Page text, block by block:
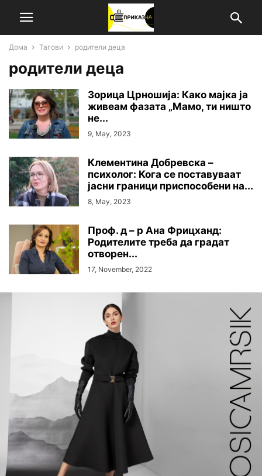
Дома Тагови родители деца
родители деца
Зорица Црношија: Како мајка ја
живеам фазата „Мамо, ти ништо
не...
9, May, 2023
Клементина Добревска –
психолог: Кога се поставуваат
јасни граници приспособени на...
8, May, 2023
Проф. д – р Ана Фрицханд:
Родителите треба да градат
отворен...
17, November, 2022